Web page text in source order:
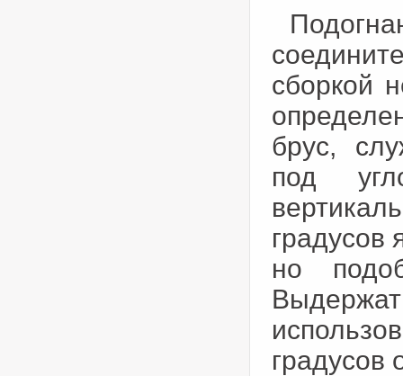
сборкой
брус,
под
градусов
но
градусов